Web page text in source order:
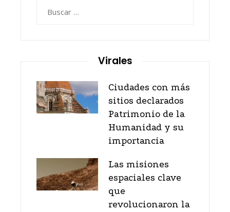
Virales
Ciudades con más
sitios declarados
Patrimonio de la
Humanidad y su
importancia
Las misiones
espaciales clave
que
revolucionaron la